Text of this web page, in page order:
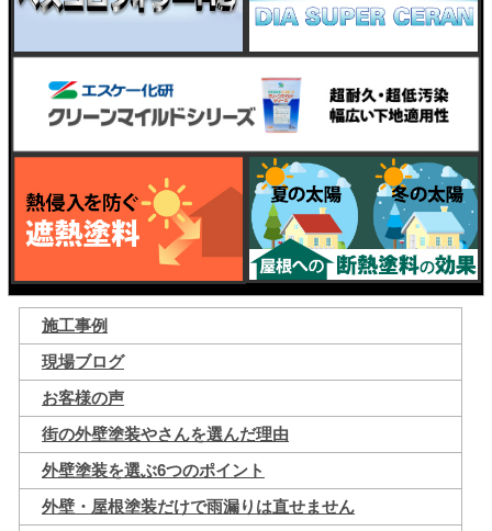
施工事例
現場ブログ
お客様の声
街の外壁塗装やさんを選んだ理由
外壁塗装を選ぶ6つのポイント
外壁・屋根塗装だけで雨漏りは直せません